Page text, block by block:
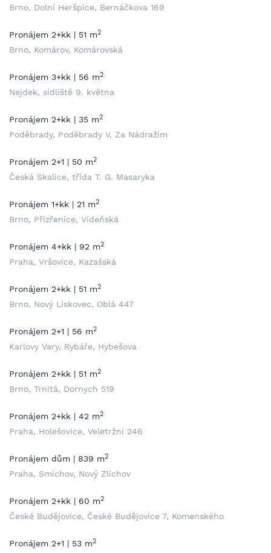
Brno, Dolní Heršpice, Bernáčkova 169
Pronájem 2+kk | 51 m2
Brno, Komárov, Komárovská
Pronájem 3+kk | 56 m2
Nejdek, sídliště 9. května
Pronájem 2+kk | 35 m2
Poděbrady, Poděbrady V, Za Nádražím
Pronájem 2+1 | 50 m2
Česká Skalice, třída T. G. Masaryka
Pronájem 1+kk | 21 m2
Brno, Přízřenice, Vídeňská
Pronájem 4+kk | 92 m2
Praha, Vršovice, Kazašská
Pronájem 2+kk | 51 m2
Brno, Nový Lískovec, Oblá 447
Pronájem 2+1 | 56 m2
Karlovy Vary, Rybáře, Hybešova
Pronájem 2+kk | 51 m2
Brno, Trnitá, Dornych 519
Pronájem 2+kk | 42 m2
Praha, Holešovice, Veletržní 246
Pronájem dům | 839 m2
Praha, Smíchov, Nový Zlíchov
Pronájem 2+kk | 60 m2
České Budějovice, České Budějovice 7, Komenského
Pronájem 2+1 | 53 m2